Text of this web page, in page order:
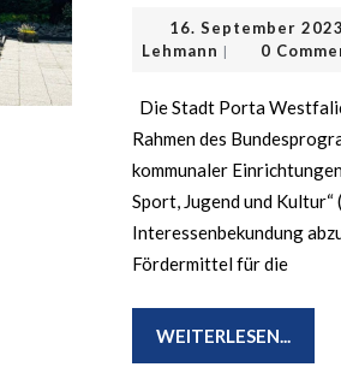
16. September 2023
Lehmann Dietmar
| 0
Die Stadt Porta Westfalica beabsichtigt, im
Rahmen des
kommunaler
Sport, Jugend und Kultur“
Interessenbekundung
Fördermittel für die
WEITERLESEN...